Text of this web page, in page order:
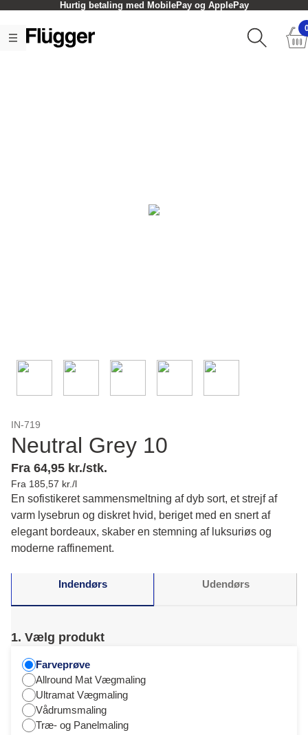
Hurtig betaling med MobilePay og ApplePay
IN-719
Neutral Grey 10
Fra 64,95 kr./stk.
Fra 185,57 kr./l
En sofistikeret sammensmeltning af dyb sort, et strejf af
varm lysebrun og diskret hvid, beriget med en snert af
elegant bordeaux, skaber en stemning af luksuriøs og
moderne raffinement.
Indendørs Udendørs
1. Vælg produkt
Farveprøve
Allround Mat Vægmaling
Ultramat Vægmaling
Vådrumsmaling
Træ- og Panelmaling